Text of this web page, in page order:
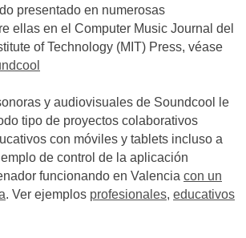
presentado en numerosas
ellas en el Computer Music Journal del
of Technology (MIT) Press, véase
y audiovisuales de Soundcool le
tipo de proyectos colaborativos
con móviles y tablets incluso a
de control de la aplicación
funcionando en Valencia con un
. Ver ejemplos profesionales, educativos